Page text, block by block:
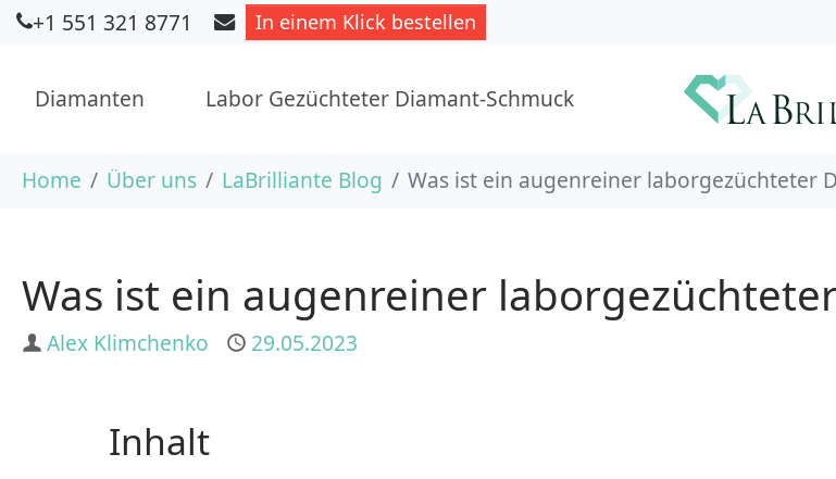
Skip to main content
+1 551 321 8771 In einem Klick bestellen
Diamanten Labor Gezüchteter Diamant-Schmuck
You are here:
Home Über uns LaBrilliante Blog Was ist ein augenreiner laborgezüchteter
Was ist ein augenreiner
Author
Alex Klimchenko Published
29.05.2023
Inhalt